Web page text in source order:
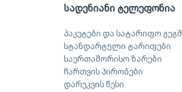
სადენიანი ტელეფონია
პაკეტები და სატარიფო
სტანდარტული ტარიფები
საერთაშორისო ზარები
ჩართვის პირობები
დარეკვის წესი